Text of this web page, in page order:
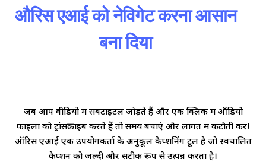
औरिस एआई को नेविगेट करना आसान
बना दिया
जब आप वीडियो में सबटाइटल जोड़ते हैं और एक क्लिक में ऑडियो
फाइलों को ट्रांसक्राइब करते हैं तो समय बचाएं और लागत में कटौती करें!
ऑरिस एआई एक उपयोगकर्ता के अनुकूल कैप्शनिंग टूल है जो स्वचालित
कैप्शन को जल्दी और सटीक रूप से उत्पन्न करता है।